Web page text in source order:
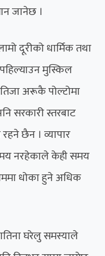
जानेछ ।
दूरीको धार्मिक तथा
मुस्किल
अरूकै पोल्टोमा
सरकारी स्तरबाट
छैन । व्यापार
नरहेकाले केही समय
धोका हुने अधिक
घरेलु समस्याले